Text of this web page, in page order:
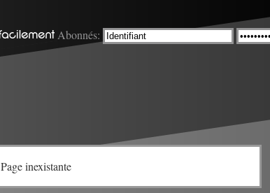
Abonnés:
Page inexistante